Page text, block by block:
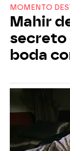
MOMENTO
Mahir
secreto
boda